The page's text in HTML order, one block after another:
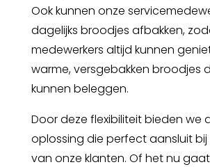
Ook kunnen onze
dagelijks broodjes afbakken,
medewerkers altijd kunnen
warme, versgebakken broodjes
kunnen beleggen.
Door deze flexibiliteit bieden we
oplossing die perfect aansluitbij
van onze klanten. Of het nu